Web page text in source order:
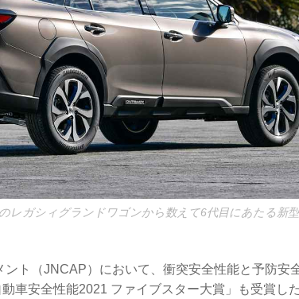
レガシィグランドワゴンから数えて6代目にあたる新
ト（JNCAP）において、衝突安全性能と予防安
車安全性能2021 ファイブスター大賞」も受賞した